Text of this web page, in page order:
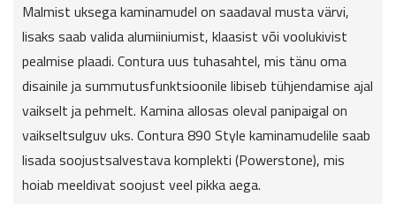
Malmist uksega kaminamudel on saadaval musta värvi,
lisaks saab valida alumiiniumist, klaasist või voolukivist
pealmise plaadi. Contura uus tuhasahtel, mis tänu oma
disainile ja summutusfunktsioonile libiseb tühjendamise ajal
vaikselt ja pehmelt. Kamina allosas oleval panipaigal on
vaikseltsulguv uks. Contura 890 Style kaminamudelile saab
lisada soojustsalvestava komplekti (Powerstone), mis
hoiab meeldivat soojust veel pikka aega.